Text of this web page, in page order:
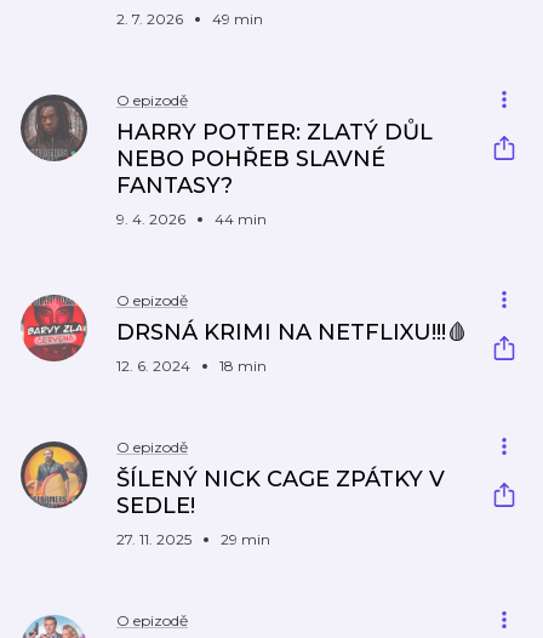
2. 7. 2026 49 min
O epizodě
HARRY POTTER: ZLATÝ DŮL
NEBO POHŘEB SLAVNÉ
FANTASY?
9. 4. 2026 44 min
O epizodě
DRSNÁ KRIMI NA NETFLIXU!!!🩸
12. 6. 2024 18 min
O epizodě
ŠÍLENÝ NICK CAGE ZPÁTKY V
SEDLE!
27. 11. 2025 29 min
O epizodě